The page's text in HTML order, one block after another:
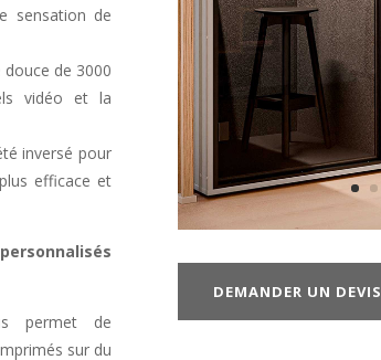
sensation de
de 3000
vidéo et la
inversé pour
efficace et
permet de
sur du
DEMANDER UN DEVIS